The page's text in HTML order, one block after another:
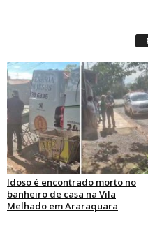
Idoso é encontrado morto no
banheiro de casa na Vila
Melhado em Araraquara